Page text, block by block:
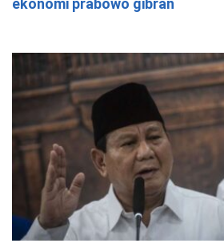
ekonomi prabowo gibran